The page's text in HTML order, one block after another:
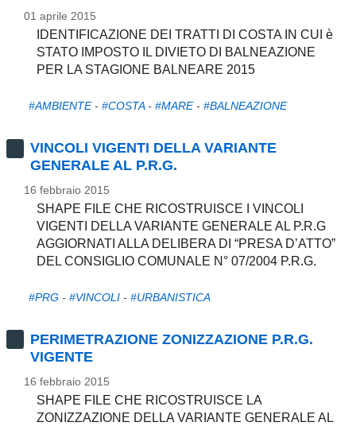
01 aprile 2015
IDENTIFICAZIONE DEI TRATTI DI COSTA IN CUI è
STATO IMPOSTO IL DIVIETO DI BALNEAZIONE
PER LA STAGIONE BALNEARE 2015
#AMBIENTE- #COSTA- #MARE- #BALNEAZIONE
VINCOLI VIGENTI DELLA VARIANTE
GENERALE AL P.R.G.
16 febbraio 2015
SHAPE FILE CHE RICOSTRUISCE I VINCOLI
VIGENTI DELLA VARIANTE GENERALE AL P.R.G
AGGIORNATI ALLA DELIBERA DI “PRESA D’ATTO”
DEL CONSIGLIO COMUNALE N° 07/2004 P.R.G.
#PRG- #VINCOLI- #URBANISTICA
PERIMETRAZIONE ZONIZZAZIONE P.R.G.
VIGENTE
16 febbraio 2015
SHAPE FILE CHE RICOSTRUISCE LA
ZONIZZAZIONE DELLA VARIANTE GENERALE AL